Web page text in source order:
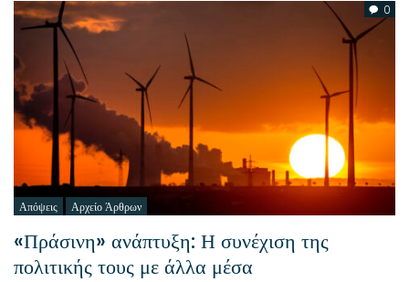
0
Απόψεις Αρχείο Άρθρων
«Πράσινη» ανάπτυξη: Η συνέχιση της
πολιτικής τους με άλλα μέσα